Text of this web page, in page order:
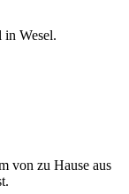
in Wesel.
von zu Hause aus